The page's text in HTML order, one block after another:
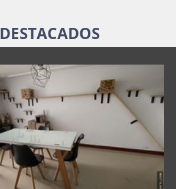
DESTACADOS